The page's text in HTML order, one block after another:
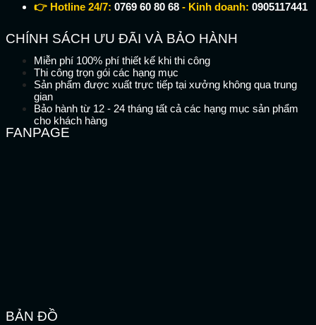
👉 Hotline 24/7: 0769 60 80 68 - Kinh doanh: 0905117441
CHÍNH SÁCH ƯU ĐÃI VÀ BẢO HÀNH
Miễn phí 100% phí thiết kế khi thi công
Thi công trọn gói các hạng mục
Sản phẩm được xuất trực tiếp tại xưởng không qua trung
gian
Bảo hành từ 12 - 24 tháng tất cả các hạng mục sản phẩm
cho khách hàng
FANPAGE
BẢN ĐỒ